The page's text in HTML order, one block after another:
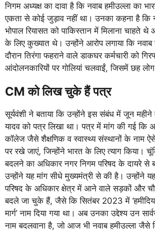
निगम अध्यक्ष का दावा है कि नवाब हमीउल्ला का
एकता से कोई जुड़ाव नहीं था। उनका कहना है कि
भोपाल रियासत को पाकिस्तान में मिलाना चाहते थे
के लिए कुख्यात थे। उन्होंने आरोप लगाया कि
दौरान तिरंगा फहराने वाले डाकघर कर्मचारी को
आंदोलनकारियों पर गोलियां चलवाईं, जिसमें छह
CM को लिख चुके हैं पत्र
सूर्यवंशी ने बताया कि उन्होंने इस संबंध में जून महीने
यादव को पत्र लिखा था। पत्र में मांग की गई
कॉलेज जैसे शैक्षणिक व स्वास्थ्य संस्थानों के नाम
पर रखे जाएं, जिन्होंने भारत के लिए त्याग किया।
बदलने का अधिकार नगर निगम परिषद के दायरे से
उन्होंने यह मांग सीधे मुख्यमंत्री से की है। उन्होंने
परिषद के अधिकार क्षेत्र में आने वाले सड़कों और
बदले जा चुके हैं, जैसे कि सितंबर 2023 में
मार्ग’ नाम दिया गया था। अब उनका उद्देश्य उन
नाम बदलवाना है, जो आज भी नवाब हमीउल्ला जैसे